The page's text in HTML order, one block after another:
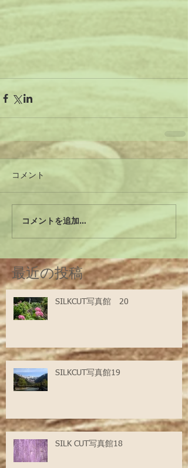
コメント
コメントを追加…
最近の投稿
SILKCUT写真館 20
SILKCUT写真館19
SILK CUT写真館18